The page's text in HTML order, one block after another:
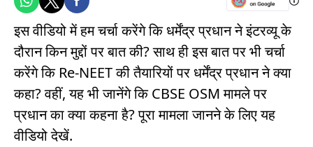
इस वीडियो में हम चर्चा करेंगे कि धर्मेंद्र प्रधान ने इंटरव्यू के
दौरान किन मुद्दों पर बात की? साथ ही इस बात पर भी चर्चा
करेंगे कि Re-NEET की तैयारियों पर धर्मेंद्र प्रधान ने क्या
कहा? वहीं, यह भी जानेंगे कि CBSE OSM मामले पर
प्रधान का क्या कहना है? पूरा मामला जानने के लिए यह
वीडियो देखें.